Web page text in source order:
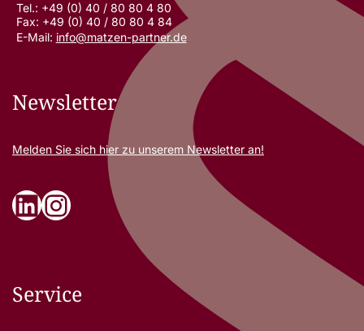
Tel.: +49 (0) 40 / 80 80 4 80
Fax: +49 (0) 40 / 80 80 4 84
E-Mail: info@matzen-partner.de
Newsletter
Melden Sie sich hier zu unserem Newsletter an!
LinkedIn
Instagram
Service